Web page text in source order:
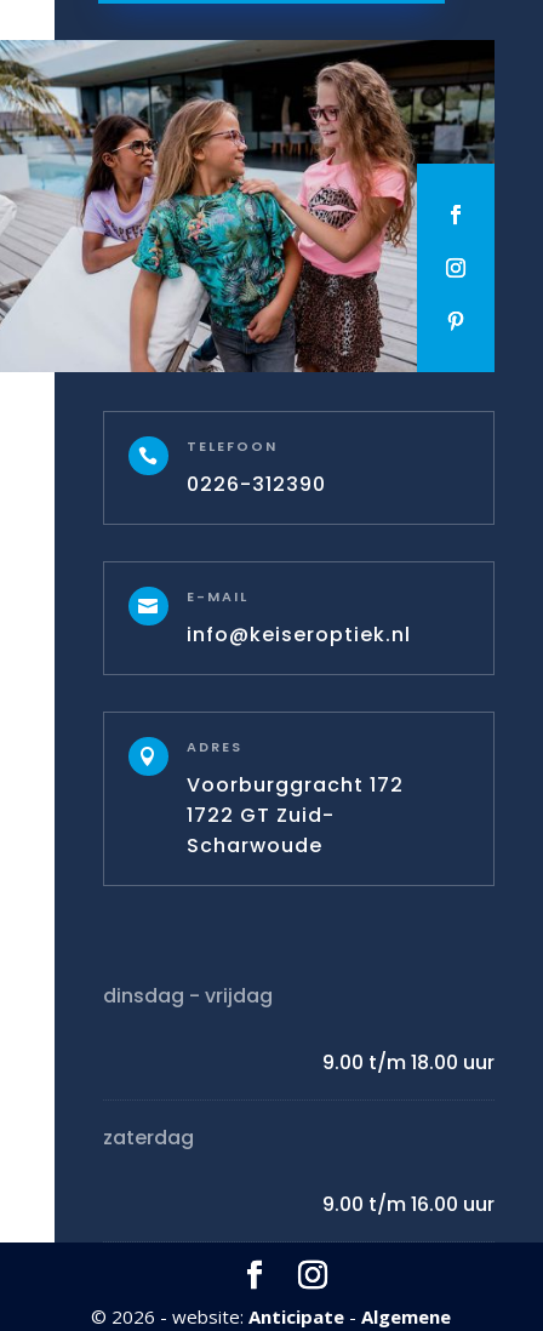
 TELEFOON
0226-312390
 E-MAIL
info@keiseroptiek.nl
 ADRES
Voorburggracht 172
1722 GT Zuid-
Scharwoude
dinsdag - vrijdag
9.00 t/m 18.00 uur
zaterdag
9.00 t/m 16.00 uur
© 2026 - website:Anticipate -Algemene